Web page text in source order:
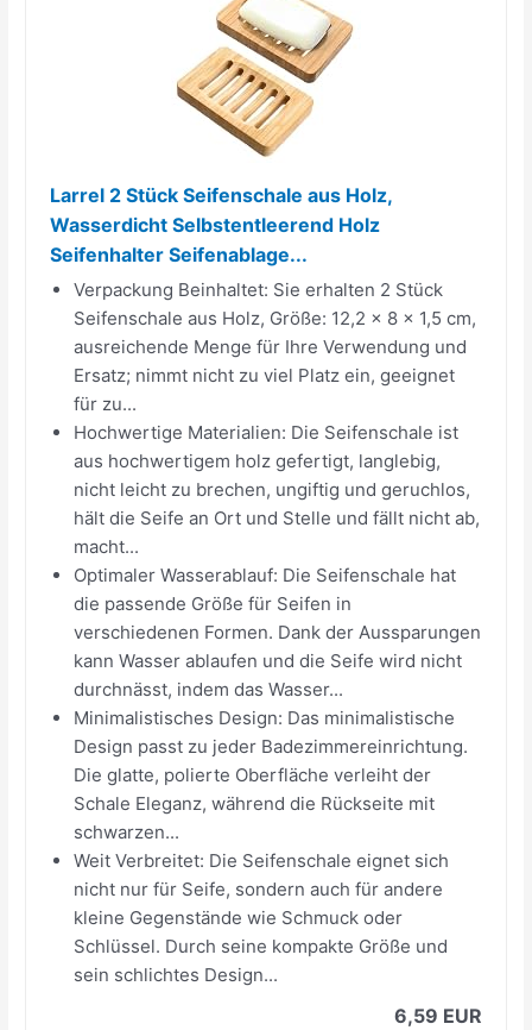
Larrel 2 Stück Seifenschale aus Holz,
Wasserdicht Selbstentleerend Holz
Seifenhalter Seifenablage...
Verpackung Beinhaltet: Sie erhalten 2 Stück
Seifenschale aus Holz, Größe: 12,2 x 8 x 1,5 cm,
ausreichende Menge für Ihre Verwendung und
Ersatz; nimmt nicht zu viel Platz ein, geeignet
für zu...
Hochwertige Materialien: Die Seifenschale ist
aus hochwertigem holz gefertigt, langlebig,
nicht leicht zu brechen, ungiftig und geruchlos,
hält die Seife an Ort und Stelle und fällt nicht ab,
macht...
Optimaler Wasserablauf: Die Seifenschale hat
die passende Größe für Seifen in
verschiedenen Formen. Dank der Aussparungen
kann Wasser ablaufen und die Seife wird nicht
durchnässt, indem das Wasser...
Minimalistisches Design: Das minimalistische
Design passt zu jeder Badezimmereinrichtung.
Die glatte, polierte Oberfläche verleiht der
Schale Eleganz, während die Rückseite mit
schwarzen...
Weit Verbreitet: Die Seifenschale eignet sich
nicht nur für Seife, sondern auch für andere
kleine Gegenstände wie Schmuck oder
Schlüssel. Durch seine kompakte Größe und
sein schlichtes Design...
6,59 EUR